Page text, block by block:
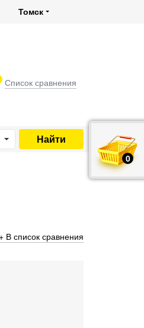
Томск
0
руб.